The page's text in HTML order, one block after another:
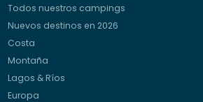
Todos nuestros campings
Nuevos destinos en 2026
Costa
Montaña
Lagos & Ríos
Europa